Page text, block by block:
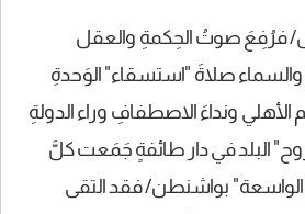
فرُفِعَ صوتُ الحِكمةِ والعقل
صلاةَ "استسقاء" الوَحدةِ
ونداءَ الاصطفافِ وراء الدولةِ
البلد في دار طائفةٍ جَمَعت كلَّ
الواسعة" بواشنطن/ فقد التقى